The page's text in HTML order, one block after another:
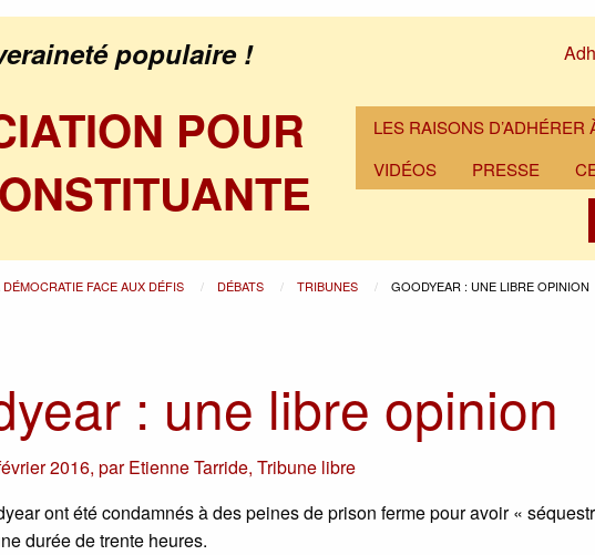
populaire !
POUR
LES RAISONS D’ADHÉRER
VIDÉOS
PRESSE
DÉMOCRATIE FACE AUX DÉFIS DÉBATS TRIBUNES GOODYEAR : UNE LIBRE OPINION
: une libre opinion
2016,parEtienne Tarride,Tribune libre
ont été condamnés à des peines de prison ferme pour avoir «
durée de trente heures.